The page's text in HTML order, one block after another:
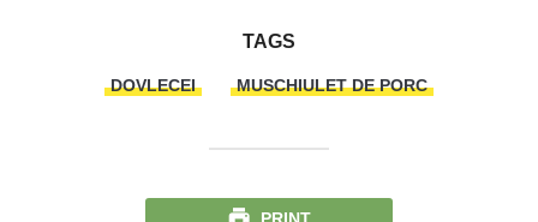
TAGS
DOVLECEI MUSCHIULET DE PORC